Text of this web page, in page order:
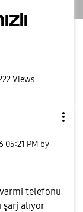
Views
05:21 PM by
varmi telefonu
şarj alıyor